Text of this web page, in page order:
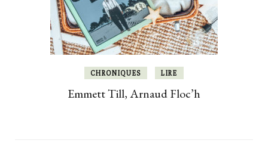
CHRONIQUES LIRE
Emmett Till, Arnaud Floc’h